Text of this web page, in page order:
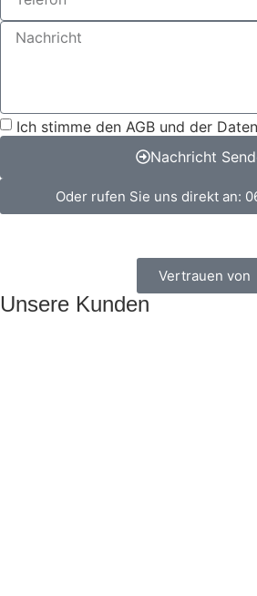
Ich stimme den AGB und der
Nachricht
Oder rufen Sie uns direkt an:
Vertrauen von
Unsere Kunden